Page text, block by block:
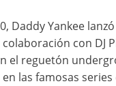
Daddy Yankee
con DJ
el reguetón
las famosas